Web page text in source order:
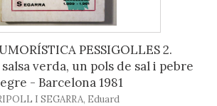
PESSIGOLLES 2.
verda, un pols de sal i pebre
- Barcelona 1981
I SEGARRA, Eduard